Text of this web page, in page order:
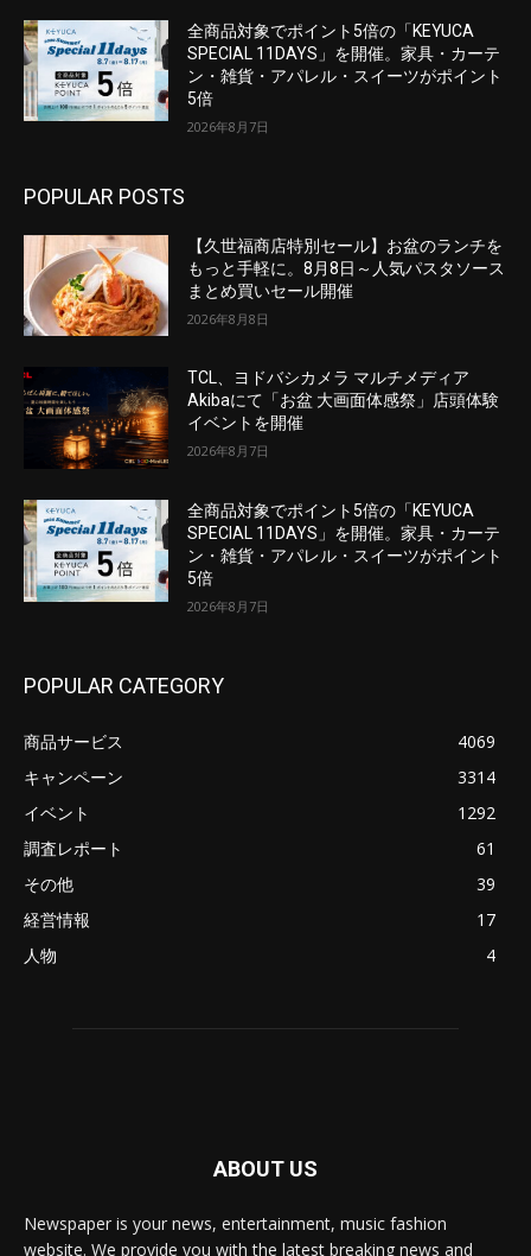
全商品対象でポイント5倍の「KEYUCA
SPECIAL 11DAYS」を開催。家具・カーテ
ン・雑貨・アパレル・スイーツがポイント
5倍
2026年8月7日
POPULAR POSTS
【久世福商店特別セール】お盆のランチを
もっと手軽に。8月8日～人気パスタソース
まとめ買いセール開催
2026年8月8日
TCL、ヨドバシカメラ マルチメディア
Akibaにて「お盆 大画面体感祭」店頭体験
イベントを開催
2026年8月7日
全商品対象でポイント5倍の「KEYUCA
SPECIAL 11DAYS」を開催。家具・カーテ
ン・雑貨・アパレル・スイーツがポイント
5倍
2026年8月7日
POPULAR CATEGORY
商品サービス
4069
キャンペーン
3314
イベント
1292
調査レポート
61
その他
39
経営情報
17
人物
4
ABOUT US
Newspaper is your news, entertainment, music fashion
website. We provide you with the latest breaking news and